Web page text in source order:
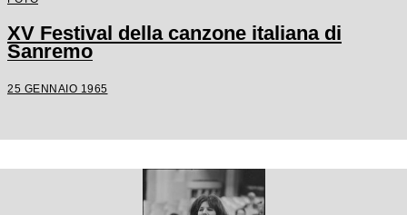
XV Festival della canzone italiana di
Sanremo
25 GENNAIO 1965